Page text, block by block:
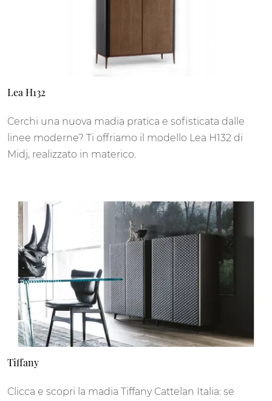
Lea H132
Cerchi una nuova madia pratica e sofisticata dalle
linee moderne? Ti offriamo il modello Lea H132 di
Midj, realizzato in materico.
Tiffany
Clicca e scopri la madia Tiffany Cattelan Italia: se